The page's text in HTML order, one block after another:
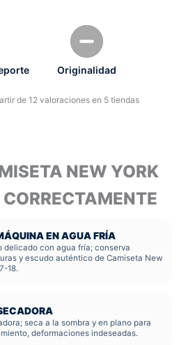
Originalidad
de 12 valoraciones en 5 tiendas
NEW YORK
EN AGUA FRÍA
delicado con agua fría; conserva
y escudo auténtico de Camiseta New
18.
seca a la sombra y en plano para
deformaciones indeseadas.